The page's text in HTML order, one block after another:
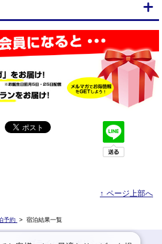
↑ ページ上部へ
予約 > 宿泊結果一覧